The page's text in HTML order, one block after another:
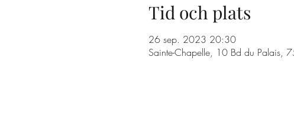
Tid och plats
26 sep. 2023 20:30
Sainte-Chapelle, 10 Bd du Palais,